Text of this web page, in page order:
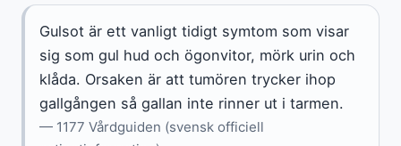
Gulsot är ett vanligt tidigt symtom som visar
sig som gul hud och ögonvitor, mörk urin och
klåda. Orsaken är att tumören trycker ihop
gallgången så gallan inte rinner ut i tarmen.
— 1177 Vårdguiden (svensk officiell